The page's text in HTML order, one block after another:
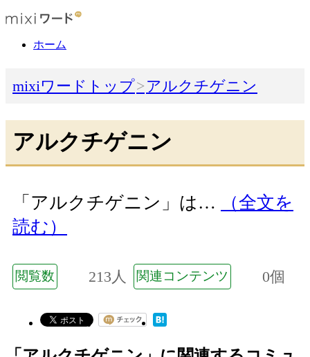
ホーム
mixiワードトップ アルクチゲニン
アルクチゲニン
「アルクチゲニン」は…
（全文を
読む）
閲覧数 213人 関連コンテンツ 0個